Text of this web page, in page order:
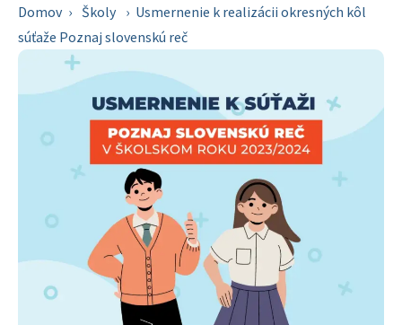
Domov › Školy › Usmernenie k realizácii okresných kôl
súťaže Poznaj slovenskú reč